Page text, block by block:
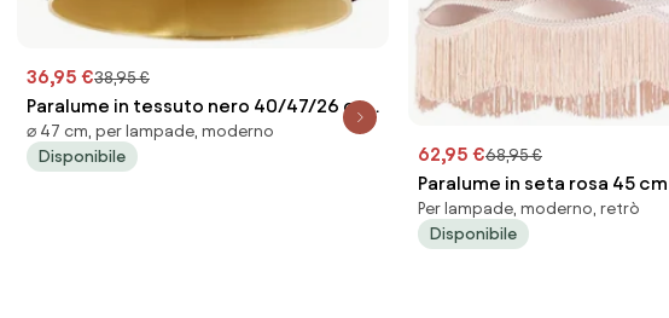
36,95 €38,95 €
Paralume in tessuto nero 40/47/26 con
interno dorato
⌀ 47 cm, per lampade, moderno
Disponibile
62,95 €68,95 €
Paralume in seta rosa 45
Per lampade, moderno, retrò
Disponibile